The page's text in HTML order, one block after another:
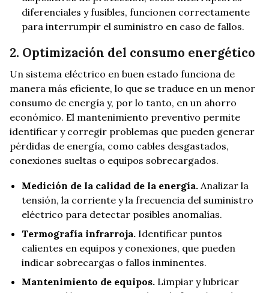
diferenciales y fusibles, funcionen correctamente
para interrumpir el suministro en caso de fallos.
2. Optimización del consumo energético
Un sistema eléctrico en buen estado funciona de
manera más eficiente, lo que se traduce en un menor
consumo de energía y, por lo tanto, en un ahorro
económico. El mantenimiento preventivo permite
identificar y corregir problemas que pueden generar
pérdidas de energía, como cables desgastados,
conexiones sueltas o equipos sobrecargados.
Medición de la calidad de la energía. Analizar la
tensión, la corriente y la frecuencia del suministro
eléctrico para detectar posibles anomalías.
Termografía infrarroja. Identificar puntos
calientes en equipos y conexiones, que pueden
indicar sobrecargas o fallos inminentes.
Mantenimiento de equipos. Limpiar y lubricar